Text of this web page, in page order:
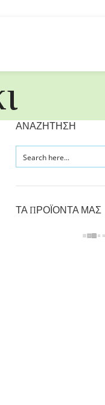
ΑΝΑΖΗΤΗΣΗ
ΤΑ ΠΡΟΪΟΝΤΑ ΜΑΣ